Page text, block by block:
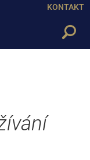
KONTAKT